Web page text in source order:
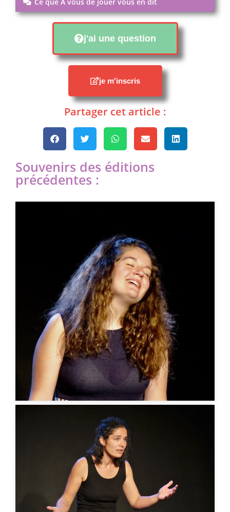
j'ai une question
je m'inscris
Partager cet article :
Souvenirs des éditions
précédentes :